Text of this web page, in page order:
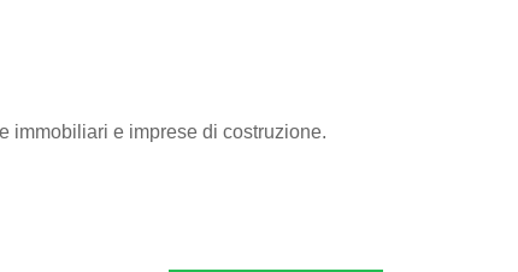
immobiliari e imprese di costruzione.